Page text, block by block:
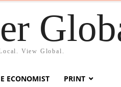
View Global.
ECONOMIST PRINT